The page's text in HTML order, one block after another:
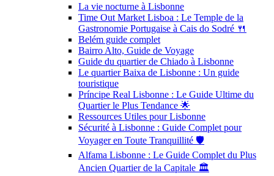
La vie nocturne à Lisbonne
Time Out Market Lisboa : Le Temple de la
Gastronomie Portugaise à Cais do Sodré 🍴
Belém guide complet
Bairro Alto, Guide de Voyage
Guide du quartier de Chiado à Lisbonne
Le quartier Baixa de Lisbonne : Un guide
touristique
Príncipe Real Lisbonne : Le Guide Ultime du
Quartier le Plus Tendance 🌟
Ressources Utiles pour Lisbonne
Sécurité à Lisbonne : Guide Complet pour
Voyager en Toute Tranquillité 🛡️
Alfama Lisbonne : Le Guide Complet du Plus
Ancien Quartier de la Capitale 🏛️